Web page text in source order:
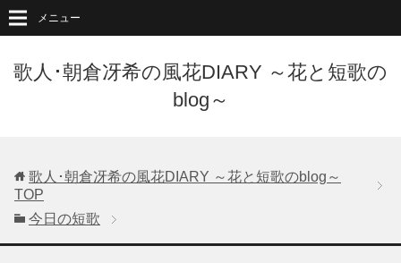
歌人･朝倉冴希の風花DIARY ～花と短歌の
blog～
メニュー
歌人･朝倉冴希の風花DIARY ～花と短歌のblog～
TOP
今日の短歌